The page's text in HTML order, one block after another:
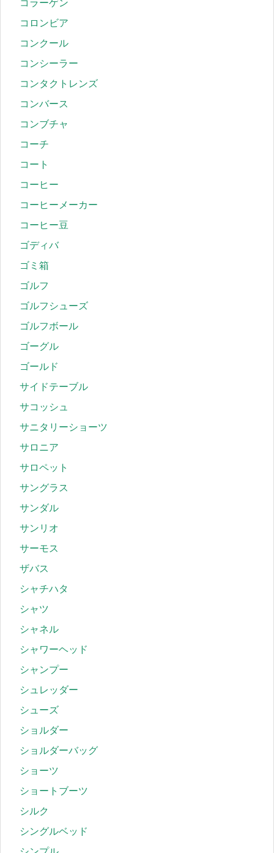
コラーゲン
コロンビア
コンクール
コンシーラー
コンタクトレンズ
コンバース
コンブチャ
コーチ
コート
コーヒー
コーヒーメーカー
コーヒー豆
ゴディバ
ゴミ箱
ゴルフ
ゴルフシューズ
ゴルフボール
ゴーグル
ゴールド
サイドテーブル
サコッシュ
サニタリーショーツ
サロニア
サロペット
サングラス
サンダル
サンリオ
サーモス
ザバス
シャチハタ
シャツ
シャネル
シャワーヘッド
シャンプー
シュレッダー
シューズ
ショルダー
ショルダーバッグ
ショーツ
ショートブーツ
シルク
シングルベッド